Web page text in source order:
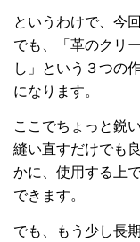
というわけで、今
でも、「革のクリ
し」という３つの
になります。
ここでちょっと鋭
縫い直すだけでも
かに、使用する上
できます。
でも、もう少し長